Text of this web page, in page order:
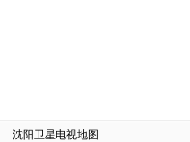
沈阳卫星电视地图